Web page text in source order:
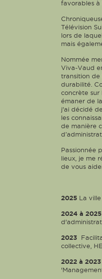
favorables à
Télévision
lors de
mais
Nommée
Viva-Vaud
transition de
durabilité.
concrète
émaner de
j'ai décidé
les
de manière
Passionnée
lieux, je me
de vous
2025 La
2024 à 2025
2023
collective,
2022 à 2023